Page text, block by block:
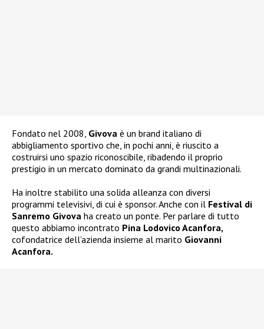
Fondato nel 2008, Givova è un brand italiano di
abbigliamento sportivo che, in pochi anni, è riuscito a
costruirsi uno spazio riconoscibile, ribadendo il proprio
prestigio in un mercato dominato da grandi multinazionali.
Ha inoltre stabilito una solida alleanza con diversi
programmi televisivi, di cui è sponsor. Anche con il Festival di
Sanremo Givova ha creato un ponte. Per parlare di tutto
questo abbiamo incontrato Pina Lodovico Acanfora,
cofondatrice dell’azienda insieme al marito Giovanni
Acanfora.